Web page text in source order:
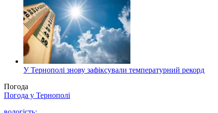
У Тернополі знову зафіксували температурний рекорд
Погода
Погода у Тернополі